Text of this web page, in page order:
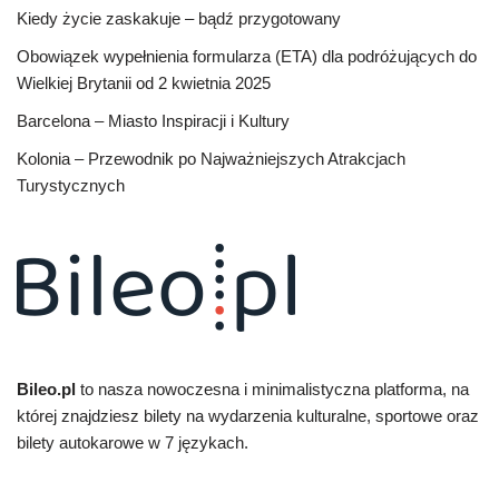
Kiedy życie zaskakuje – bądź przygotowany
Obowiązek wypełnienia formularza (ETA) dla podróżujących do
Wielkiej Brytanii od 2 kwietnia 2025
Barcelona – Miasto Inspiracji i Kultury
Kolonia – Przewodnik po Najważniejszych Atrakcjach
Turystycznych
Bileo.pl to nasza nowoczesna i minimalistyczna platforma, na
której znajdziesz bilety na wydarzenia kulturalne, sportowe oraz
bilety autokarowe w 7 językach.